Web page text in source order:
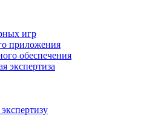
игр
приложения
обеспечения
экспертиза